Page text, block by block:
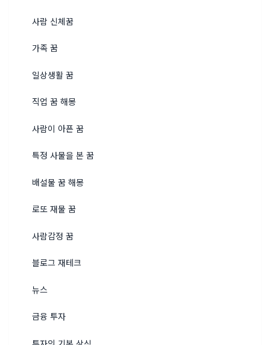
사람 신체꿈
가족 꿈
일상생활 꿈
직업 꿈 해몽
사람이 아픈 꿈
특정 사물을 본 꿈
배설물 꿈 해몽
로또 재물 꿈
사람감정 꿈
블로그 재테크
뉴스
금융 투자